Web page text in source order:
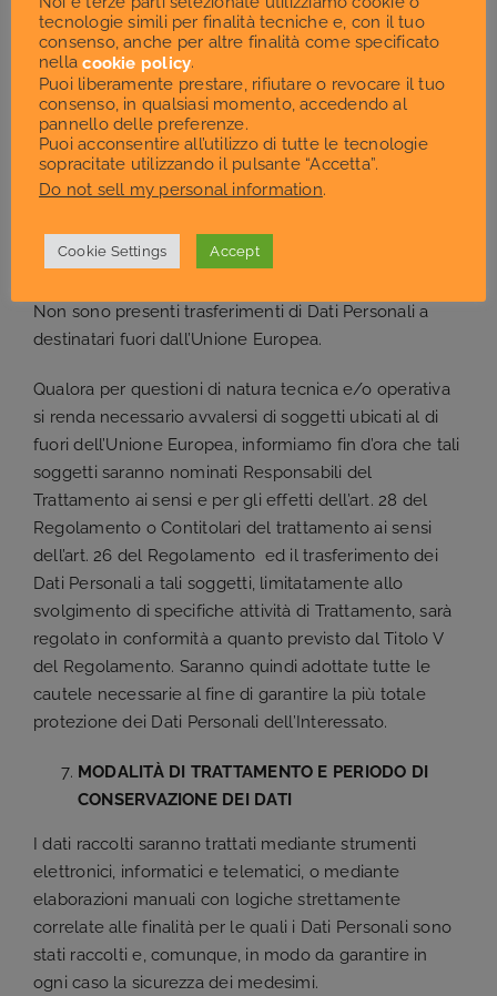
esterni del trattamento, ovvero, a seconda dei
casi, comunicati agli stessi quali autonomi titolari,
e precisamente:– Dipendenti, professionisti, ditte
individuali, società terze, associazioni o studi
professionali che prestino attività di supporto e
consulenza al Titolare del Trattamento;
– società, enti, associazioni che svolgono servizi
finalità indicate nella presente informativa.
TRASFERIMENTO DATI A PAESE TERZO
Non sono presenti trasferimenti di Dati Personali a
destinatari fuori dall’Unione Europea.
Qualora per questioni di natura tecnica e/o operativa
si renda necessario avvalersi di soggetti ubicati al di
fuori dell’Unione Europea, informiamo fin d’ora che tali
soggetti saranno nominati Responsabili del
Trattamento ai sensi e per gli effetti dell’art. 28 del
Regolamento o Contitolari del trattamento ai sensi
dell’art. 26 del Regolamento ed il trasferimento dei
Dati Personali a tali soggetti, limitatamente allo
svolgimento di specifiche attività di Trattamento, sarà
regolato in conformità a quanto previsto dal Titolo V
del Regolamento. Saranno quindi adottate tutte le
cautele necessarie al fine di garantire la più totale
protezione dei Dati Personali dell’Interessato.
MODALITÀ DI TRATTAMENTO E PERIODO DI
CONSERVAZIONE DEI DATI
I dati raccolti saranno trattati mediante strumenti
elettronici, informatici e telematici, o mediante
elaborazioni manuali con logiche strettamente
correlate alle finalità per le quali i Dati Personali sono
stati raccolti e, comunque, in modo da garantire in
ogni caso la sicurezza dei medesimi.
tecnologie simili per finalità tecniche e, con il tuo
consenso, anche per altre finalità come specificato
nellacookie policy.
Puoi liberamente prestare, rifiutare o revocare il tuo
consenso, in qualsiasi momento, accedendo al
pannello delle preferenze.
Puoi acconsentire all’utilizzo di tutte le tecnologie
sopracitate utilizzando il pulsante “Accetta”.
Do not sell my personal information.
Cookie Settings Accept